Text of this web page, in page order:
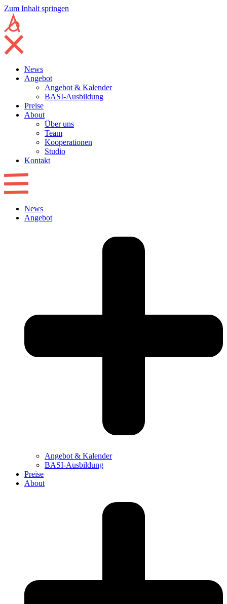
Zum Inhalt springen
News
Angebot
Angebot & Kalender
BASI-Ausbildung
Preise
About
Über uns
Team
Kooperationen
Studio
Kontakt
News
Angebot
Angebot & Kalender
BASI-Ausbildung
Preise
About